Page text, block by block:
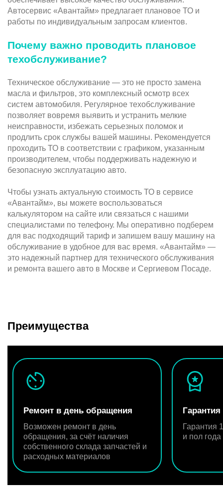
Автосервис «Авантайм» предлагает плановое ТО и
работы по индивидуальным запросам клиентов.
Почему важно проводить плановое
техобслуживание?
Техническое обслуживание — это не просто замена
масла и фильтров, это комплексный осмотр всех
систем автомобиля. Регулярное техобслуживание
позволяет вовремя выявить и устранить мелкие
неисправности, избежать серьезных поломок и
продлить срок службы вашей машины. Рекомендуется
проходить ТО в соответствии с графиком, указанным
производителем, чтобы поддерживать надежную и
безопасную эксплуатацию авто.
Чтобы узнать актуальную стоимость ТО в сервисе
«Авантайм», вы можете воспользоваться
калькулятором на сайте или связаться с нашими
специалистами по телефону. Мы оперативно подберем
для вас подходящий тариф и запишем вашу машину на
обслуживание в удобное для вас время. «Авантайм» —
это надежный партнер для технического обслуживания
и ремонта вашего авто в Москве и Сергиевом Посаде.
Преимущества
Ремонт в день обращения
Возможен ремонт в день
обращения, за счёт наличия
собственного склада запчастей и
расходных материалов
Гарантия
и пол